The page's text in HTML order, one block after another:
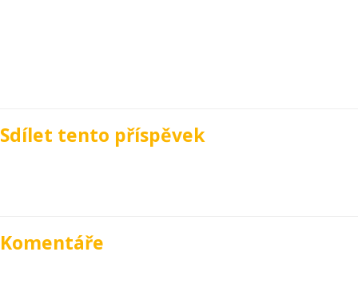
Sdílet tento příspěvek
Komentáře